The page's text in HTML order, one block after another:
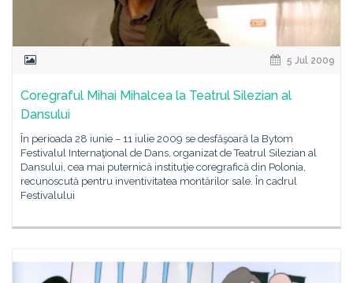
5 Jul 2009
Coregraful Mihai Mihalcea la Teatrul Silezian al
Dansului
În perioada 28 iunie – 11 iulie 2009 se desfăşoară la Bytom
Festivalul Internaţional de Dans, organizat de Teatrul Silezian al
Dansului, cea mai puternică instituţie coregrafică din Polonia,
recunoscută pentru inventivitatea montărilor sale. În cadrul
Festivalului